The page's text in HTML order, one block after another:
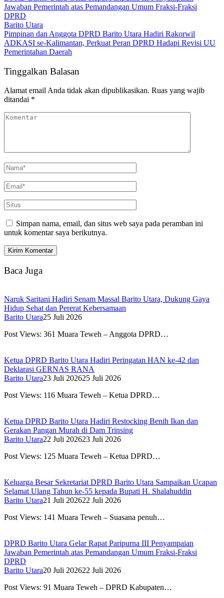
Jawaban Pemerintah atas Pemandangan Umum Fraksi-Fraksi
DPRD
Barito Utara
Pimpinan dan Anggota DPRD Barito Utara Hadiri Rakorwil
ADKASI se-Kalimantan, Perkuat Peran DPRD Hadapi Revisi UU
Pemerintahan Daerah
Tinggalkan Balasan
Alamat email Anda tidak akan dipublikasikan. Ruas yang wajib
ditandai *
Simpan nama, email, dan situs web saya pada peramban ini
untuk komentar saya berikutnya.
Baca Juga
Naruk Saritani Hadiri Senam Massal Barito Utara, Dukung Gaya
Hidup Sehat dan Pererat Kebersamaan
Barito Utara25 Juli 2026
Post Views: 361 Muara Teweh – Anggota DPRD…
Ketua DPRD Barito Utara Hadiri Peringatan HAN ke-42 dan
Deklarasi GERNAS RANA
Barito Utara23 Juli 202625 Juli 2026
Post Views: 116 Muara Teweh – Ketua DPRD…
Ketua DPRD Barito Utara Hadiri Restocking Benih Ikan dan
Gerakan Pangan Murah di Dam Trinsing
Barito Utara22 Juli 202623 Juli 2026
Post Views: 125 Muara Teweh – Ketua DPRD…
Keluarga Besar Sekretariat DPRD Barito Utara Sampaikan Ucapan
Selamat Ulang Tahun ke-55 kepada Bupati H. Shalahuddin
Barito Utara21 Juli 202622 Juli 2026
Post Views: 141 Muara Teweh – Suasana penuh…
DPRD Barito Utara Gelar Rapat Paripurna III Penyampaian
Jawaban Pemerintah atas Pemandangan Umum Fraksi-Fraksi
DPRD
Barito Utara20 Juli 202622 Juli 2026
Post Views: 91 Muara Teweh – DPRD Kabupaten…